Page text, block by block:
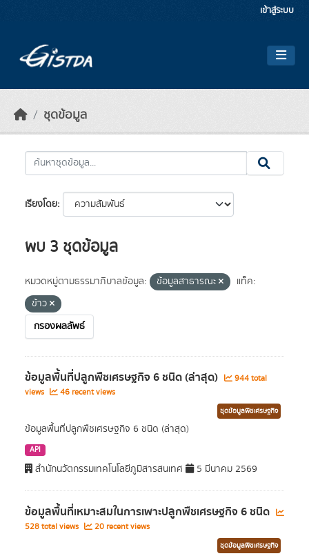
เข้าสู่ระบบ
ชุดข้อมูล
เรียงโดย
พบ 3 ชุดข้อมูล
หมวดหมู่ตามธรรมาภิบาลข้อมูล: ข้อมูลสาธารณะ
แท็ค:
ข้าว
กรองผลลัพธ์
ข้อมูลพื้นที่ปลูกพืชเศรษฐกิจ 6 ชนิด (ล่าสุด)
944 total
views
46 recent views
ชุดข้อมูลพืชเศรษฐกิจ
ข้อมูลพื้นที่ปลูกพืชเศรษฐกิจ 6 ชนิด (ล่าสุด)
API
สำนักนวัตกรรมเทคโนโลยีภูมิสารสนเทศ 5 มีนาคม 2569
ข้อมูลพื้นที่เหมาะสมในการเพาะปลูกพืชเศรษฐกิจ 6 ชนิด
528 total views 20 recent views
ชุดข้อมูลพืชเศรษฐกิจ